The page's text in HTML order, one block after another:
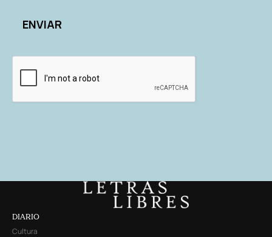
DIARIO
Cultura